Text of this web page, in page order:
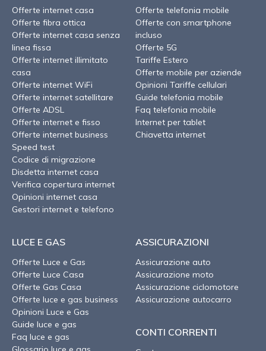
Offerte internet casa
Offerte fibra ottica
Offerte internet casa senza
linea fissa
Offerte internet illimitato
casa
Offerte internet WiFi
Offerte internet satellitare
Offerte ADSL
Offerte internet e fisso
Offerte internet business
Speed test
Codice di migrazione
Disdetta internet casa
Verifica copertura internet
Opinioni internet casa
Gestori internet e telefono
Offerte telefonia mobile
Offerte con smartphone
incluso
Offerte 5G
Tariffe Estero
Offerte mobile per aziende
Opinioni Tariffe cellulari
Guide telefonia mobile
Faq telefonia mobile
Internet per tablet
Chiavetta internet
LUCE E GAS
Offerte Luce e Gas
Offerte Luce Casa
Offerte Gas Casa
Offerte luce e gas business
Opinioni Luce e Gas
Guide luce e gas
Faq luce e gas
ASSICURAZIONI
Assicurazione auto
Assicurazione moto
Assicurazione ciclomotore
Assicurazione autocarro
CONTI CORRENTI